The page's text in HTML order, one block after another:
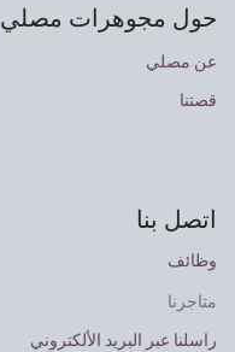
حول مجوهرات مصلي
عن مصلي
قصتنا
اتصل بنا
وظائف
متاجرنا
راسلنا عبر البريد الألكتروني